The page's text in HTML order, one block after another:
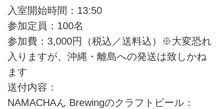
入室開始時間：13:50
参加定員：100名
参加費：3,000円（税込／送料込）※大変恐れ
入りますが、沖縄・離島への発送は致しかね
ます
送付内容：
NAMACHAん Brewingのクラフトビール：